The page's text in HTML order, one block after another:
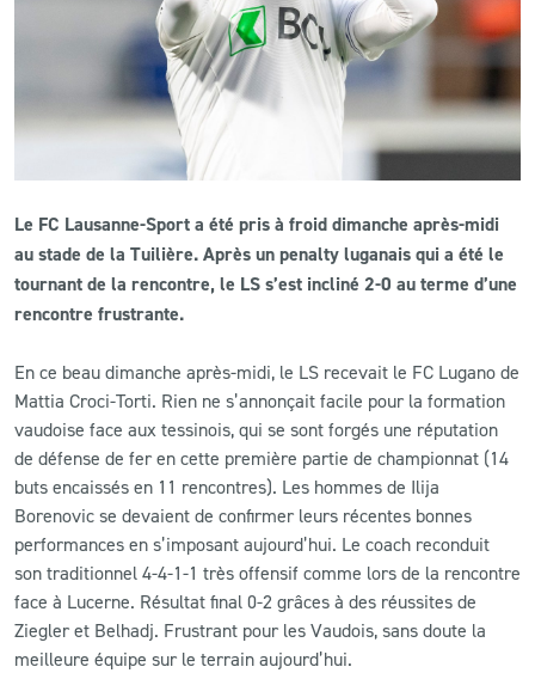
CONTACT
ACTUALITÉS
LS E-SHOP
L’APP DU LS
MATCH DES CELEBRITES
PRESSE ET MEDIAS
Le FC Lausanne-Sport a été pris à froid dimanche après-midi
au stade de la Tuilière. Après un penalty luganais qui a été le
tournant de la rencontre, le LS s’est incliné 2-0 au terme d’une
rencontre frustrante.
En ce beau dimanche après-midi, le LS recevait le FC Lugano de
Mattia Croci-Torti. Rien ne s’annonçait facile pour la formation
vaudoise face aux tessinois, qui se sont forgés une réputation
de défense de fer en cette première partie de championnat (14
buts encaissés en 11 rencontres). Les hommes de Ilija
Borenovic se devaient de confirmer leurs récentes bonnes
performances en s’imposant aujourd’hui. Le coach reconduit
son traditionnel 4-4-1-1 très offensif comme lors de la rencontre
face à Lucerne. Résultat final 0-2 grâces à des réussites de
Ziegler et Belhadj. Frustrant pour les Vaudois, sans doute la
meilleure équipe sur le terrain aujourd’hui.